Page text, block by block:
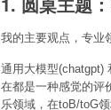
我的主要观点，专业
通用大模型(chatgpt)
在都是一种感觉的评
乐领域，在toB/toG